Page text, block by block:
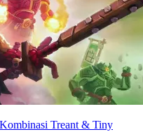
Treant & Tiny